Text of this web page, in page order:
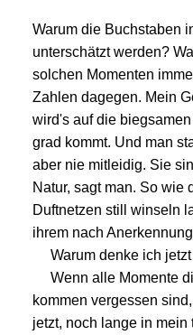
Warum die Buchstaben
unterschätzt werden?
solchen Momenten
Zahlen dagegen. Mein
wird's auf die
grad kommt. Und man
aber nie mitleidig. Sie
Natur, sagt man. So wie
Duftnetzen still winseln
ihrem nach
Warum denke ich jetzt
Wenn alle Momente
kommen vergessen
jetzt, noch lange in